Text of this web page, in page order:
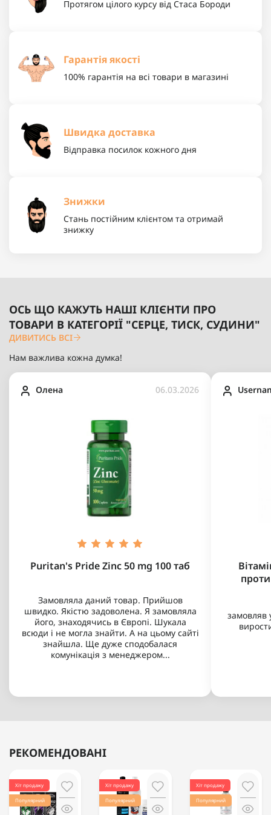
Протягом цілого курсу від Стаса Бороди
Гарантія якості
100% гарантія на всі товари в магазині
Швидка доставка
Відправка посилок кожного дня
Знижки
Стань постійним клієнтом та отримай
знижку
ОСЬ ЩО КАЖУТЬ НАШІ КЛІЄНТИ ПРО
ТОВАРИ В КАТЕГОРІЇ "СЕРЦЕ, ТИСК, СУДИНИ"
ДИВИТИСЬ ВСІ
Нам важлива кожна думка!
Олена 06.03.2026
Puritan's Pride Zinc 50 mg 100 таб
Замовляла даний товар. Прийшов
швидко. Якістю задоволена. Я замовляла
його, знаходячись в Європі. Шукала
всюди і не могла знайти. А на цьому сайті
знайшла. Ще дуже сподобалася
комунікація з менеджером...
замовляв
РЕКОМЕНДОВАНІ
Хіт продажу
Популярний
Хіт продажу
Популярний
Хіт продажу
Популярний